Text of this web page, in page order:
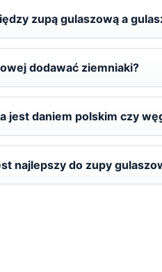
zupą gulaszową a
dodawać ziemniaki?
jest daniem polskim czy
najlepszy do zupy